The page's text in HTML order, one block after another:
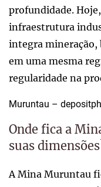
profundidade.
infraestrutura
integra
em uma mesma
regularidade na
Muruntau –
Onde fica a
suas
A Mina Muruntau